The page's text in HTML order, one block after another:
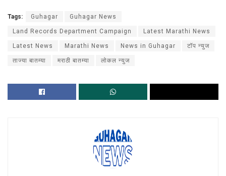
Tags: Guhagar Guhagar News
Land Records Department Campaign Latest Marathi News
Latest News Marathi News News in Guhagar टॉप न्युज
ताज्या बातम्या मराठी बातम्या लोकल न्युज